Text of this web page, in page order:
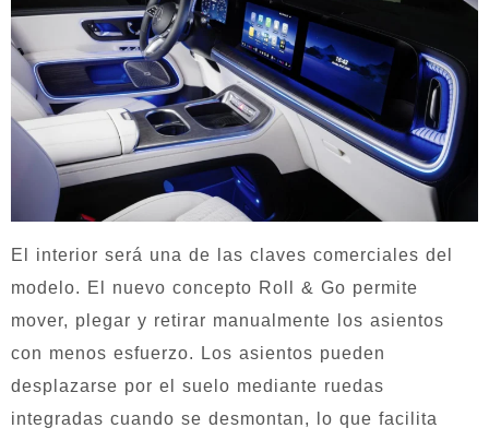
El interior será una de las claves comerciales del
modelo. El nuevo concepto Roll & Go permite
mover, plegar y retirar manualmente los asientos
con menos esfuerzo. Los asientos pueden
desplazarse por el suelo mediante ruedas
integradas cuando se desmontan, lo que facilita